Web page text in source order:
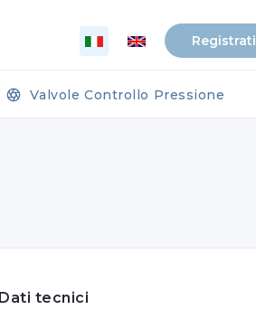
Registrati
Valvole Controllo Pressione
Dati tecnici